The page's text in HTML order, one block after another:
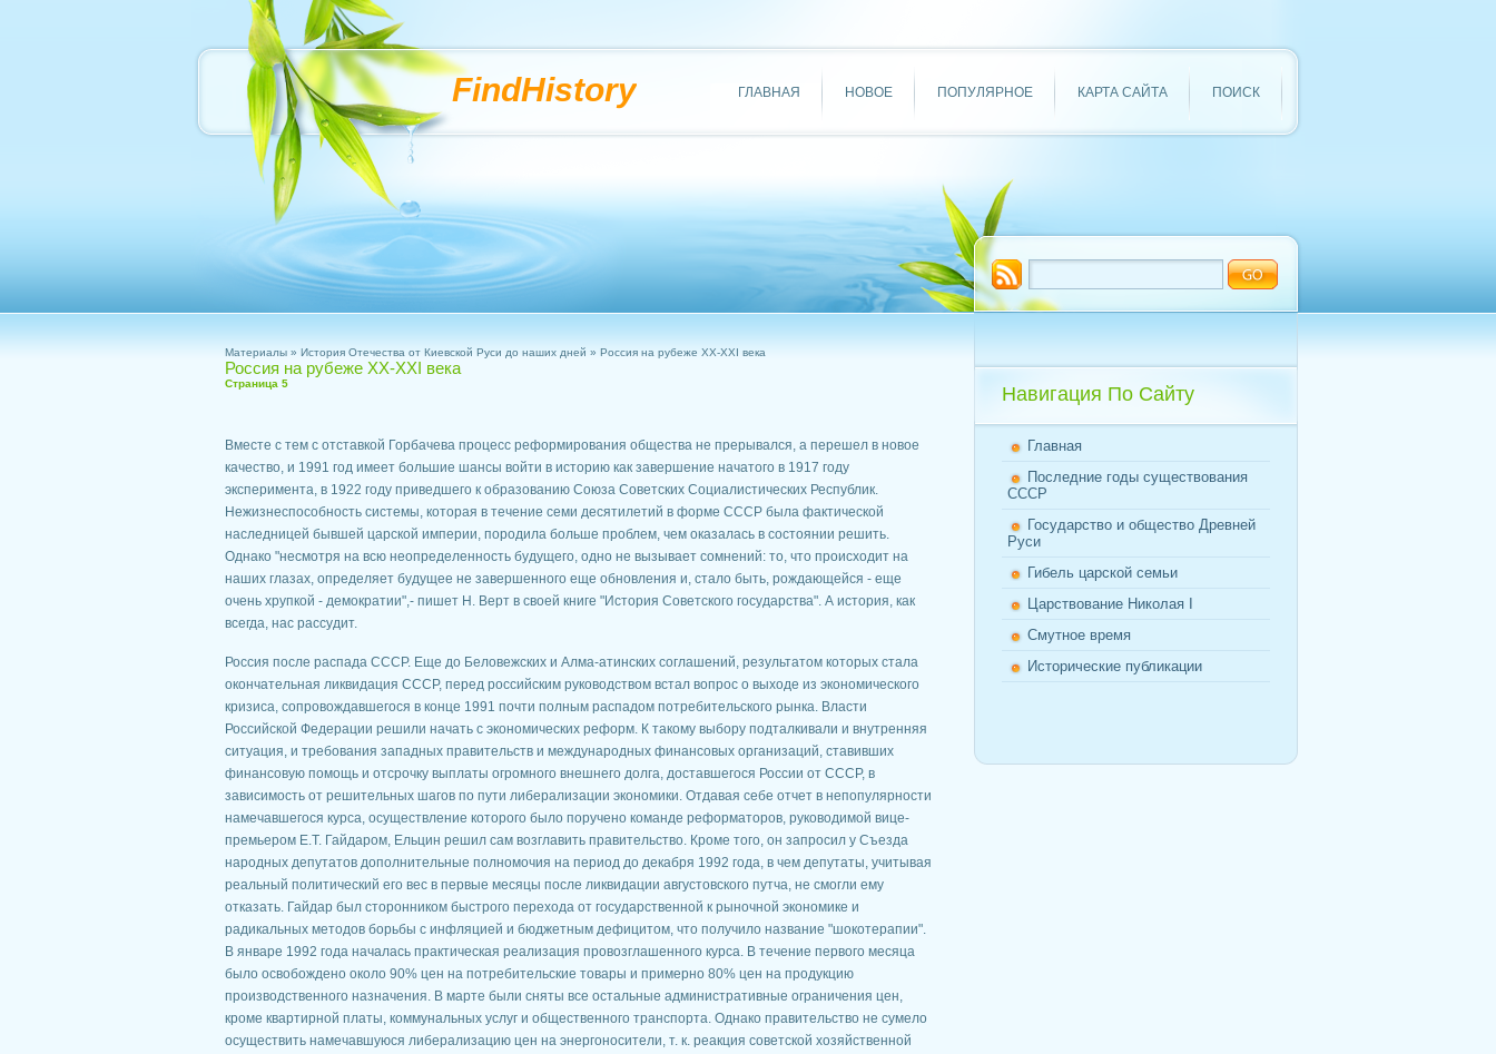
FindHistory ГЛАВНАЯ НОВОЕ ПОПУЛЯРНОЕ КАРТА САЙТА ПОИСК
Материалы » История Отечества от Киевской Руси до наших дней » Россия на рубеже XX-XXI века
Россия на рубеже XX-XXI века
Страница 5
Вместе с тем с отставкой Горбачева процесс реформирования общества не прерывался, а перешел в новое
качество, и 1991 год имеет большие шансы войти в историю как завершение начатого в 1917 году
эксперимента, в 1922 году приведшего к образованию Союза Советских Социалистических Республик.
Нежизнеспособность системы, которая в течение семи десятилетий в форме СССР была фактической
наследницей бывшей царской империи, породила больше проблем, чем оказалась в состоянии решить.
Однако "несмотря на всю неопределенность будущего, одно не вызывает сомнений: то, что происходит на
наших глазах, определяет будущее не завершенного еще обновления и, стало быть, рождающейся - еще
очень хрупкой - демократии",- пишет Н. Верт в своей книге "История Советского государства". А история, как
всегда, нас рассудит.
Россия после распада СССР. Еще до Беловежских и Алма-атинских соглашений, результатом которых стала
окончательная ликвидация СССР, перед российским руководством встал вопрос о выходе из экономического
кризиса, сопровождавшегося в конце 1991 почти полным распадом потребительского рынка. Власти
Российской Федерации решили начать с экономических реформ. К такому выбору подталкивали и внутренняя
ситуация, и требования западных правительств и международных финансовых организаций, ставивших
финансовую помощь и отсрочку выплаты огромного внешнего долга, доставшегося России от СССР, в
зависимость от решительных шагов по пути либерализации экономики. Отдавая себе отчет в непопулярности
намечавшегося курса, осуществление которого было поручено команде реформаторов, руководимой вице-
премьером Е.Т. Гайдаром, Ельцин решил сам возглавить правительство. Кроме того, он запросил у Съезда
народных депутатов дополнительные полномочия на период до декабря 1992 года, в чем депутаты, учитывая
реальный политический его вес в первые месяцы после ликвидации августовского путча, не смогли ему
отказать. Гайдар был сторонником быстрого перехода от государственной к рыночной экономике и
радикальных методов борьбы с инфляцией и бюджетным дефицитом, что получило название "шокотерапии".
В январе 1992 года началась практическая реализация провозглашенного курса. В течение первого месяца
было освобождено около 90% цен на потребительские товары и примерно 80% цен на продукцию
производственного назначения. В марте были сняты все остальные административные ограничения цен,
кроме квартирной платы, коммунальных услуг и общественного транспорта. Однако правительство не сумело
осуществить намечавшуюся либерализацию цен на энергоносители, т. к. реакция советской хозяйственной
Навигация По Сайту
Главная
Последние годы существования
СССР
Государство и общество Древней
Руси
Гибель царской семьи
Царствование Николая I
Смутное время
Исторические публикации